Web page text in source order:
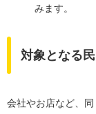
みます。
対象となる
会社やお店など、